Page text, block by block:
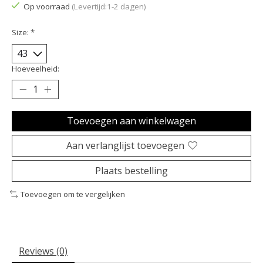
Op voorraad (Levertijd:1-2 dagen)
Size: *
Hoeveelheid:
Toevoegen aan winkelwagen
Aan verlanglijst toevoegen
Plaats bestelling
Toevoegen om te vergelijken
Reviews (0)